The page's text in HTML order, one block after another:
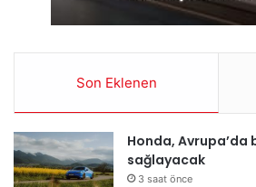
Son Eklenen
Honda, Avrupa’da
sağlayacak
3 saat önce